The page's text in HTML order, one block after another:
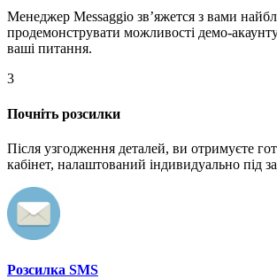
Менеджер Messaggio звʼяжется з вами
продемонструвати можливості демо-акаунту
ваші питання.
3
Почніть розсилки
Після узгодження деталей, ви отримуєте
кабінет, налаштований індивидуально під
Розсилка SMS